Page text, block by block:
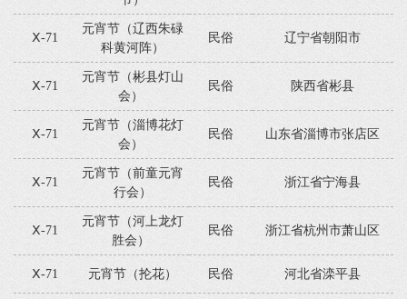
Ⅹ-71
元宵节（辽西朱碌
科黄河阵）
民俗 辽宁省朝阳市
Ⅹ-71
元宵节（彬县灯山
会）
民俗 陕西省彬县
Ⅹ-71
元宵节（淄博花灯
会）
民俗 山东省淄博市张店区
Ⅹ-71
元宵节（前童元宵
行会）
民俗 浙江省宁海县
Ⅹ-71
元宵节（河上龙灯
胜会）
民俗 浙江省杭州市萧山区
Ⅹ-71 元宵节（抡花） 民俗 河北省滦平县